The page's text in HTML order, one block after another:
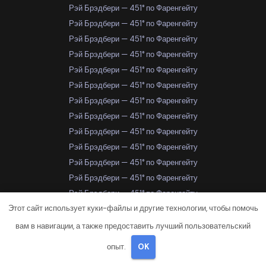
Рэй Брэдбери — 451° по Фаренгейту
Рэй Брэдбери — 451° по Фаренгейту
Рэй Брэдбери — 451° по Фаренгейту
Рэй Брэдбери — 451° по Фаренгейту
Рэй Брэдбери — 451° по Фаренгейту
Рэй Брэдбери — 451° по Фаренгейту
Рэй Брэдбери — 451° по Фаренгейту
Рэй Брэдбери — 451° по Фаренгейту
Рэй Брэдбери — 451° по Фаренгейту
Рэй Брэдбери — 451° по Фаренгейту
Рэй Брэдбери — 451° по Фаренгейту
Рэй Брэдбери — 451° по Фаренгейту
Рэй Брэдбери — 451° по Фаренгейту
Рэй Брэдбери — 451° по Фаренгейту
Рэй Брэдбери — 451° по Фаренгейту
Рэй Брэдбери — 451° по Фаренгейту
Рэй Брэдбери — 451° по Фаренгейту
Этот сайт использует куки-файлы и другие технологии, чтобы помочь
вам в навигации, а также предоставить лучший пользовательский
опыт. OK